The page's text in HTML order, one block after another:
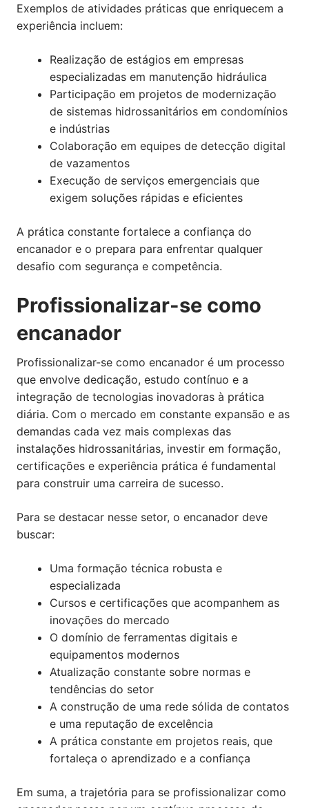
Exemplos de atividades práticas que enriquecem a
experiência incluem:
Realização de estágios em empresas
especializadas em manutenção hidráulica
Participação em projetos de modernização
de sistemas hidrossanitários em condomínios
e indústrias
Colaboração em equipes de detecção digital
de vazamentos
Execução de serviços emergenciais que
exigem soluções rápidas e eficientes
A prática constante fortalece a confiança do
encanador e o prepara para enfrentar qualquer
desafio com segurança e competência.
Profissionalizar-se como
encanador
Profissionalizar-se como encanador é um processo
que envolve dedicação, estudo contínuo e a
integração de tecnologias inovadoras à prática
diária. Com o mercado em constante expansão e as
demandas cada vez mais complexas das
instalações hidrossanitárias, investir em formação,
certificações e experiência prática é fundamental
para construir uma carreira de sucesso.
Para se destacar nesse setor, o encanador deve
buscar:
Uma formação técnica robusta e
especializada
Cursos e certificações que acompanhem as
inovações do mercado
O domínio de ferramentas digitais e
equipamentos modernos
Atualização constante sobre normas e
tendências do setor
A construção de uma rede sólida de contatos
e uma reputação de excelência
A prática constante em projetos reais, que
fortaleça o aprendizado e a confiança
Em suma, a trajetória para se profissionalizar como